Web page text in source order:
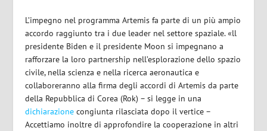
L’impegno nel programma Artemis fa parte di un più ampio
accordo raggiunto tra i due leader nel settore spaziale. «ll
presidente Biden e il presidente Moon si impegnano a
rafforzare la loro partnership nell’esplorazione dello spazio
civile, nella scienza e nella ricerca aeronautica e
collaboreranno alla firma degli accordi di Artemis da parte
della Repubblica di Corea (Rok) – si legge in una
dichiarazione congiunta rilasciata dopo il vertice –
Accettiamo inoltre di approfondire la cooperazione in altri